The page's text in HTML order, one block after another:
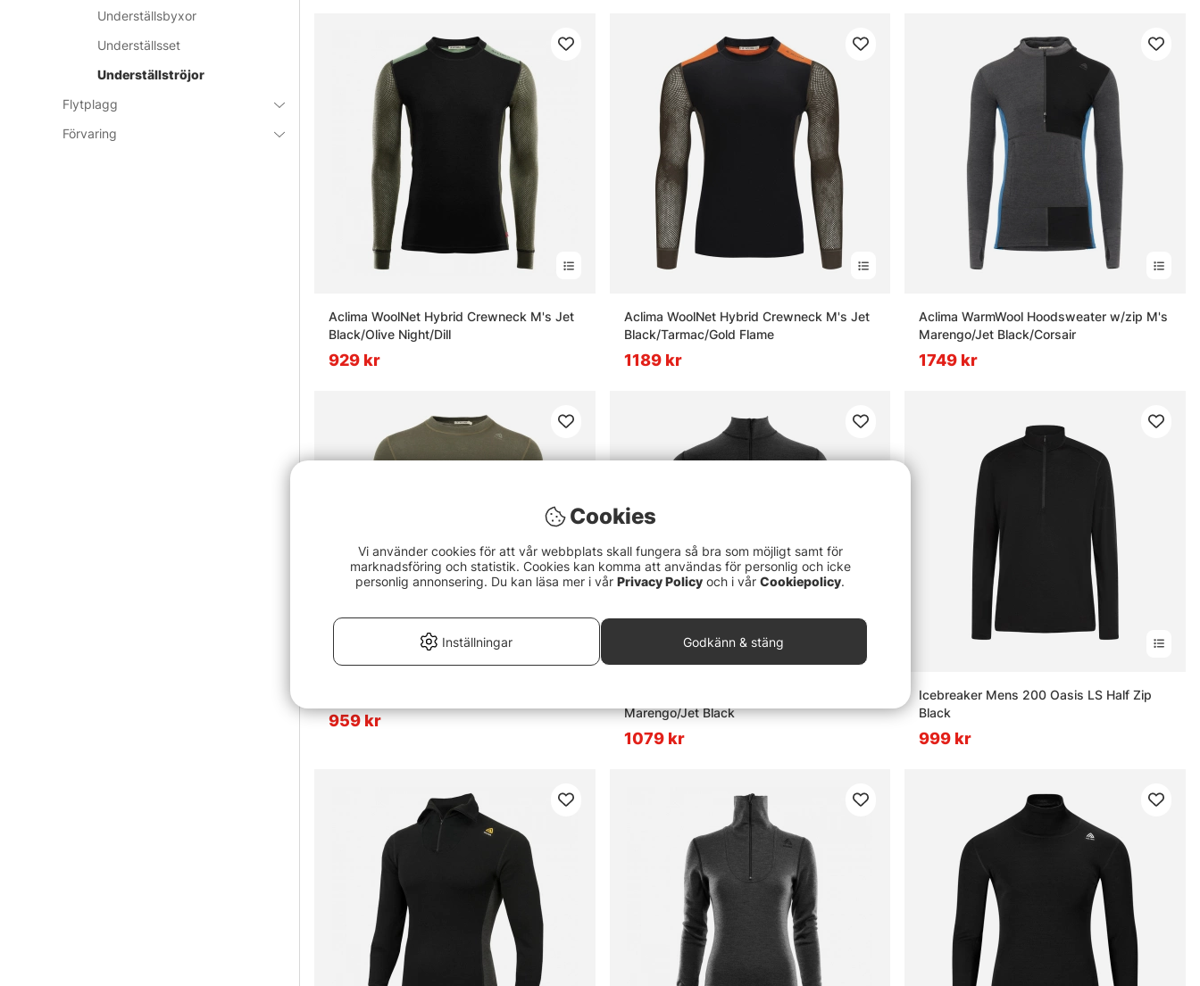
Underställsbyxor
Underställsset
Underställströjor
Flytplagg
Förvaring
Aclima WoolNet Hybrid Crewneck M's Jet
Black/Olive Night/Dill
929 kr
Aclima WoolNet Hybrid Crewneck M's Jet
Black/Tarmac/Gold Flame
1189 kr
Aclima WarmWool Hoodsweater w/zip M's
Marengo/Jet Black/Corsair
1749 kr
959 kr
Marengo/Jet Black
1079 kr
Icebreaker Mens 200 Oasis LS Half Zip
Black
999 kr
Cookies
Vi använder cookies för att vår webbplats skall fungera så bra som möjligt samt för
marknadsföring och statistik. Cookies kan komma att användas för personlig och icke
personlig annonsering. Du kan läsa mer i vår Privacy Policy och i vår Cookiepolicy.
Inställningar Godkänn & stäng